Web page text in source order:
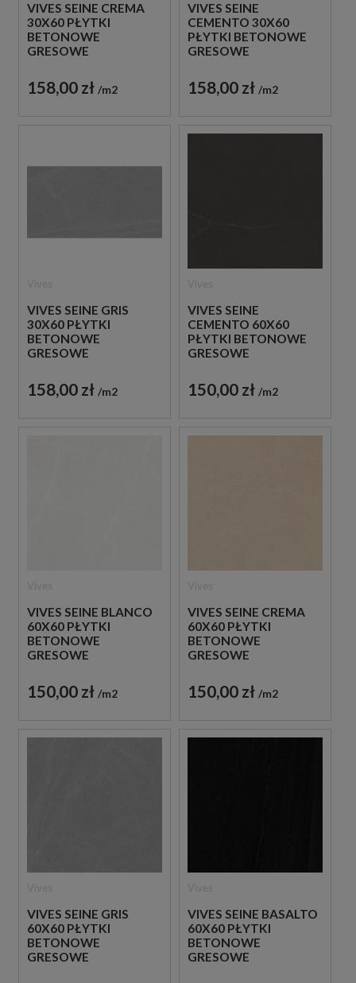
VIVES SEINE CREMA
30X60 PŁYTKI
BETONOWE
GRESOWE
158,00 zł m2
VIVES SEINE
CEMENTO 30X60
PŁYTKI BETONOWE
GRESOWE
158,00 zł m2
VIVES SEINE GRIS
30X60 PŁYTKI
BETONOWE
GRESOWE
158,00 zł m2
VIVES SEINE
CEMENTO 60X60
PŁYTKI BETONOWE
GRESOWE
150,00 zł m2
VIVES SEINE BLANCO
60X60 PŁYTKI
BETONOWE
GRESOWE
150,00 zł m2
VIVES SEINE CREMA
60X60 PŁYTKI
BETONOWE
GRESOWE
150,00 zł m2
VIVES SEINE GRIS
60X60 PŁYTKI
BETONOWE
GRESOWE
VIVES SEINE BASALTO
60X60 PŁYTKI
BETONOWE
GRESOWE